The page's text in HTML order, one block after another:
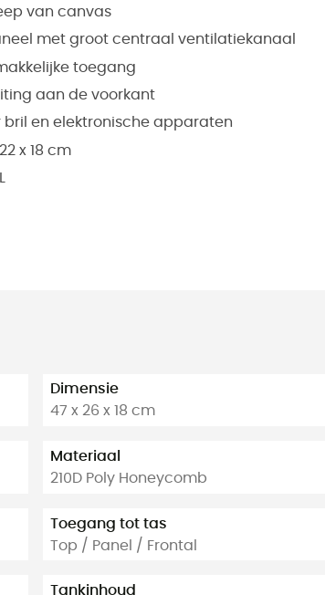
van canvas
met groot centraal ventilatiekanaal
toegang
aan de voorkant
bril en elektronische apparaten
x 18 cm
Dimensie
47 x 26 x 18 cm
Materiaal
210D Poly Honeycomb
Toegang tot tas
Top / Panel / Frontal
Tankinhoud